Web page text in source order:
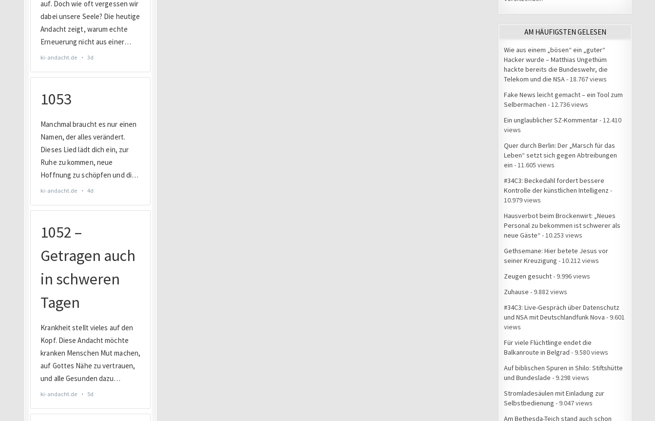
AM HÄUFIGSTEN GELESEN
Wie aus einem „bösen“ ein „guter“
Hacker wurde – Matthias Ungethüm
hackte bereits die Bundeswehr, die
Telekom und die NSA- 18.767 views
Fake News leicht gemacht – ein Tool zum
Selbermachen - 12.736 views
Ein unglaublicher SZ-Kommentar- 12.410
views
Quer durch Berlin: Der „Marsch für das
Leben“ setzt sich gegen Abtreibungen
ein - 11.605 views
#34C3: Beckedahl fordert bessere
Kontrolle der künstlichen Intelligenz -
10.979 views
Hausverbot beim Brockenwirt: „Neues
Personal zu bekommen ist schwerer als
neue Gäste“ - 10.253 views
Gethsemane: Hier betete Jesus vor
seiner Kreuzigung - 10.212 views
Zeugen gesucht- 9.996 views
Zuhause - 9.882 views
#34C3: Live-Gespräch über Datenschutz
und NSA mit Deutschlandfunk Nova - 9.601
views
Für viele Flüchtlinge endet die
Balkanroute in Belgrad - 9.580 views
Auf biblischen Spuren in Shilo: Stiftshütte
und Bundeslade - 9.298 views
Stromladesäulen mit Einladung zur
Selbstbedienung - 9.047 views
Am Bethesda-Teich stand auch schon